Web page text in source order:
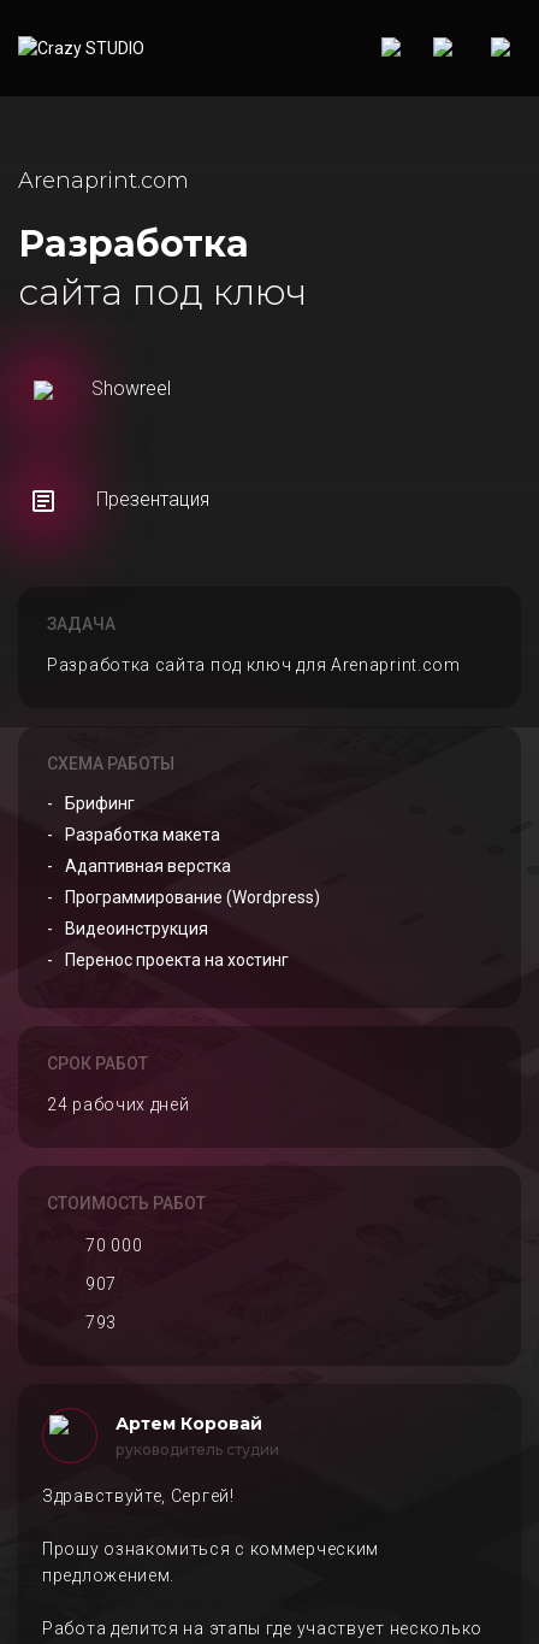
Arenaprint.com
Разработка
сайта под ключ
Showreel
Презентация
ЗАДАЧА
Разработка сайта под ключ для Arenaprint.com
СХЕМА РАБОТЫ
Брифинг
Разработка макета
Адаптивная верстка
Программирование (Wordpress)
Видеоинструкция
Перенос проекта на хостинг
СРОК РАБОТ
24 рабочих дней
СТОИМОСТЬ РАБОТ
70 000
907
793
Артем Коровай
руководитель студии
Здравствуйте, Сергей!
Прошу ознакомиться с коммерческим
предложением.
Работа делится на этапы где участвует несколько